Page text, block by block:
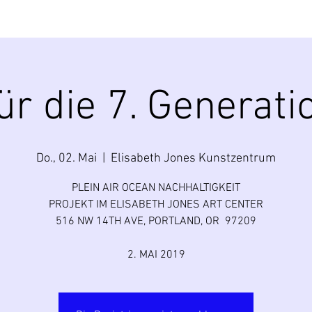
die 7.
Do., 02. Mai Elisabeth Jones Kunstzentrum
PLEIN AIR OCEAN NACHHALTIGKEIT
PROJEKT IM ELISABETH JONES ART CENTER
516 NW 14TH AVE, PORTLAND, OR 97209
2. MAI 2019